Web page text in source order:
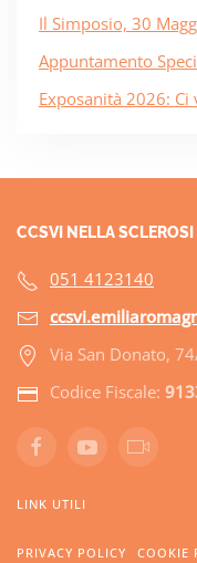
Il Simposio, 30
Appuntamento
Exposanità 2026:
CCSVI NELLA
051 4123140
Via San Donato,
Codice Fiscale:
LINK UTILI
PRIVACY POLICY COOKIE